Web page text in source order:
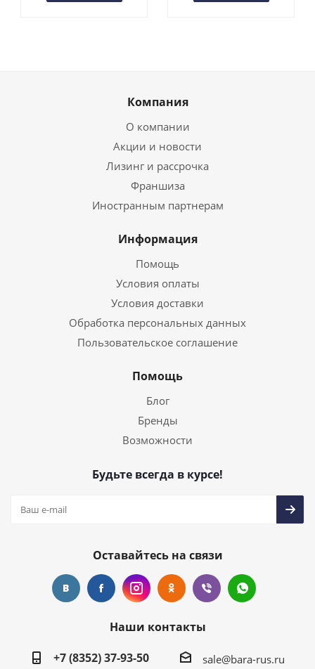
Компания
О компании
Акции и новости
Лизинг и рассрочка
Франшиза
Иностранным партнерам
Информация
Помощь
Условия оплаты
Условия доставки
Обработка персональных данных
Пользовательское соглашение
Помощь
Блог
Бренды
Возможности
Будьте всегда в курсе!
Оставайтесь на связи
Наши контакты
+7 (8352) 37-93-50
sale@bara-rus.ru